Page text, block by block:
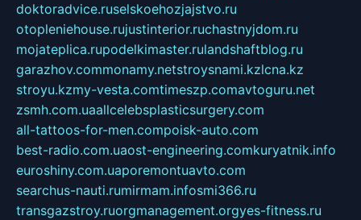
doktoradvice.ruselskoehozjajstvo.ru
otopleniehouse.rujustinterior.ruchastnyjdom.ru
mojateplica.rupodelkimaster.rulandshaftblog.ru
garazhov.commonamy.netstroysnami.kzlcna.kz
stroyu.kzmy-vesta.comtimeszp.comavtoguru.net
zsmh.com.uaallcelebsplasticsurgery.com
all-tattoos-for-men.compoisk-auto.com
best-radio.com.uaost-engineering.comkuryatnik.info
euroshiny.com.uaporemontuavto.com
searchus-nauti.rumirmam.infosmi366.ru
transgazstroy.ruorgmanagement.orgyes-fitness.ru